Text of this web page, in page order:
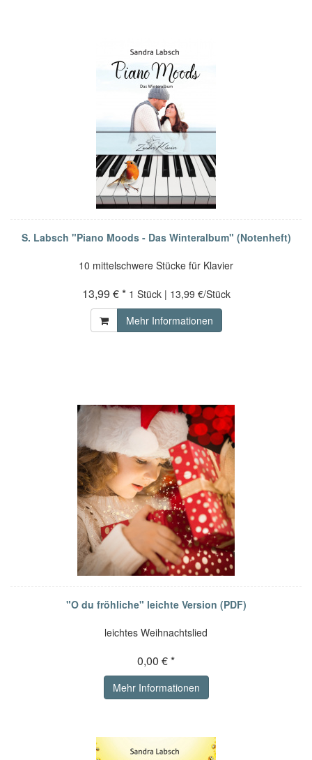
S. Labsch "Piano Moods - Das Winteralbum" (Notenheft)
10 mittelschwere Stücke für Klavier
13,99 € * 1 Stück | 13,99 €/Stück
Mehr Informationen
"O du fröhliche" leichte Version (PDF)
leichtes Weihnachtslied
0,00 € *
Mehr Informationen